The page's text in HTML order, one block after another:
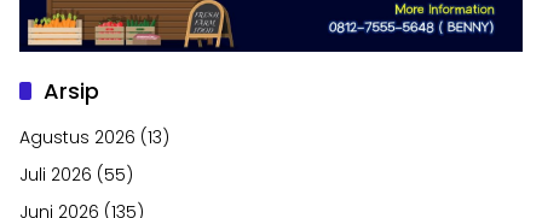
Arsip
Agustus 2026 (13)
Juli 2026 (55)
Juni 2026 (135)